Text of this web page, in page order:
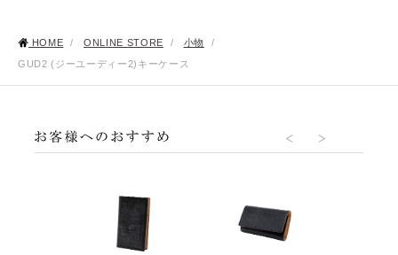
HOME / ONLINE STORE / 小物
/
GUD2 (ジーユーディー2)キーケース